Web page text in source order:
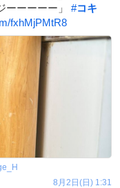
ーーーーー」 #コキ
fxhMjPMtR8
8月2日(日) 1:31